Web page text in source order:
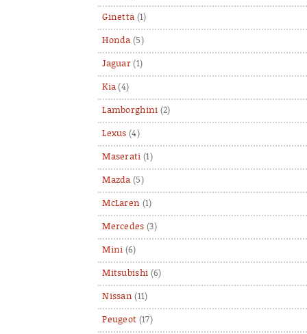
Ginetta (1)
Honda (5)
Jaguar (1)
Kia (4)
Lamborghini (2)
Lexus (4)
Maserati (1)
Mazda (5)
McLaren (1)
Mercedes (3)
Mini (6)
Mitsubishi (6)
Nissan (11)
Peugeot (17)